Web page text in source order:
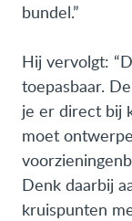
bundel.”
Hij vervolgt:
toepasbaar.
je er direct bij
moet
Denk daarbij
kruispunten